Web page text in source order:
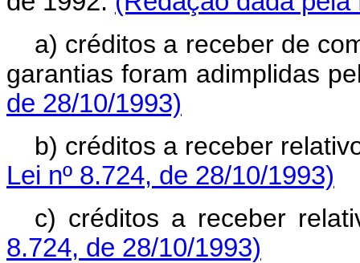
a) créditos a receber de
garantias foram adimplidas
de 28/10/1993)
b) créditos a receber
Lei nº 8.724, de 28/10/1993)
c) créditos a receber
8.724, de 28/10/1993)